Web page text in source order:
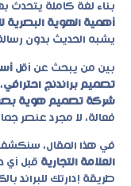
بناء لغة كاملة
أهمية الهوية البصرية
يشبه الحديث بدون
بين من يبحث عن أقل
تصميم براندنج احترافي
شركة تصميم هوية
فعالة، لا مجرد عنصر
في هذا المقال، سنكشف
العلامة التجارية قبل أي
طريقة إدارتك للبراند